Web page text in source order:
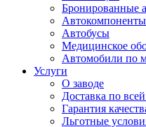
Бронированные
Автобусы
Медицинское
Автомобили по
Услуги
О заводе
Доставка по
Гарантия
Льготные